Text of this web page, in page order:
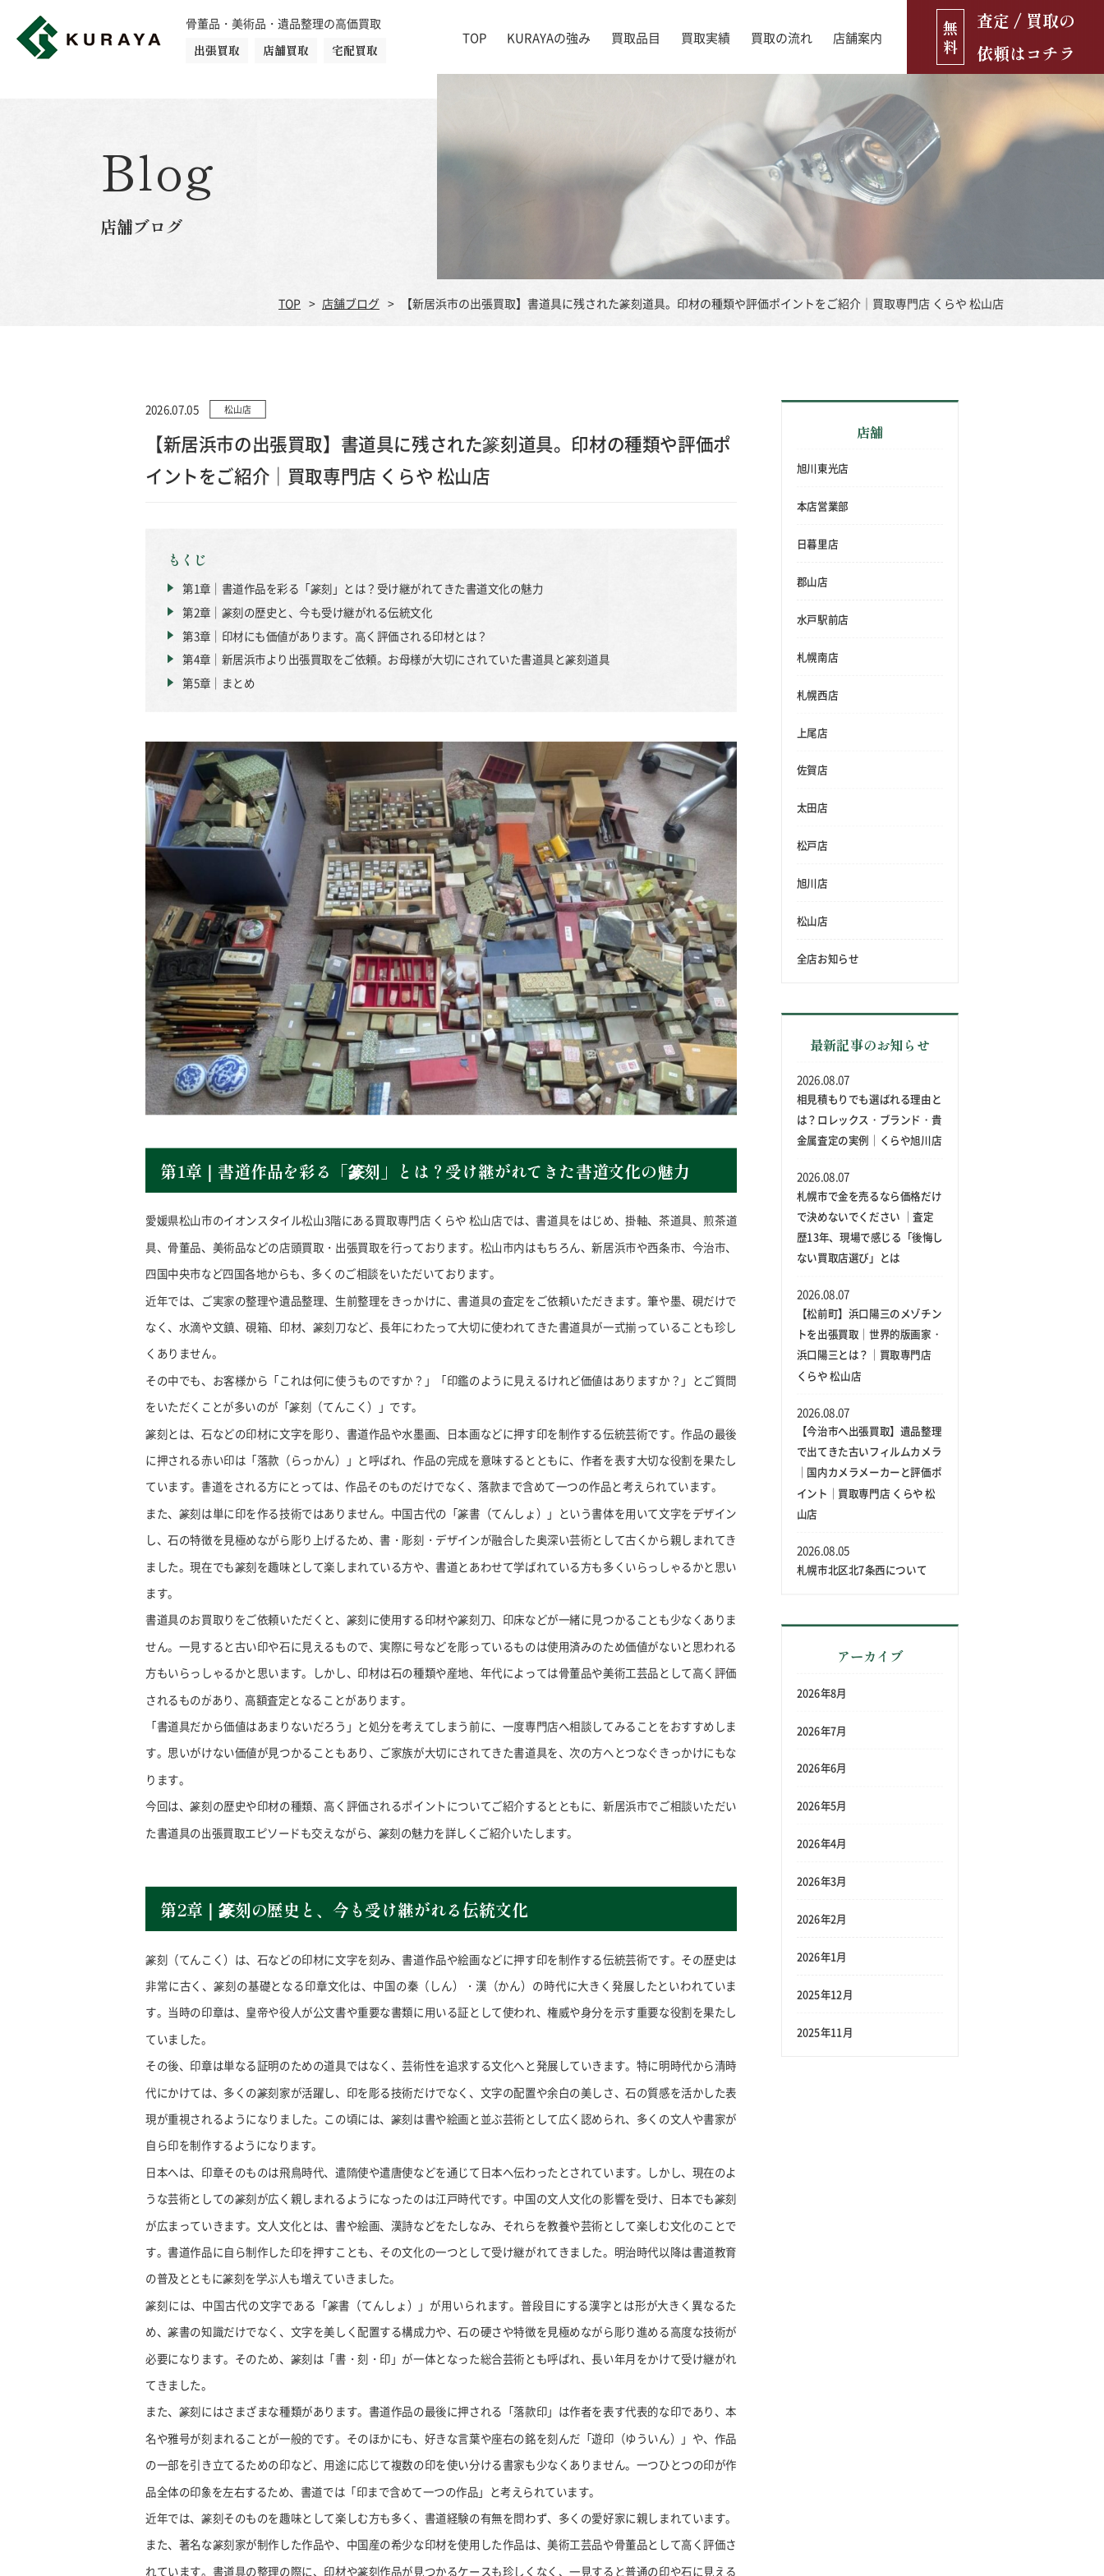
骨董品・美術品・遺品整理の高価買取
出張買取
店舗買取 宅配買取
TOP KURAYAの強み 買取品目
古銭・古紙幣
古いおもちゃ・人形 遺品買取
ダイヤモンド 時計 ブランド品 食器
楽器 ブランド家具
買取実績 買取の流れ 店舗案内
店舗ブログ お役立ち情報
無
料
査定 / 買取の
依頼はコチラ
Blog
店舗ブログ
TOP 店舗ブログ 【新居浜市の出張買取】書道具に残された篆刻道具。印材の種類や評価ポイントをご紹介｜買取専門店 くらや 松山店
2026.07.05 松山店
【新居浜市の出張買取】書道具に残された篆刻道具。印材の種類や評価ポ
イントをご紹介｜買取専門店 くらや 松山店
もくじ
第1章｜書道作品を彩る「篆刻」とは？受け継がれてきた書道文化の魅力
第2章｜篆刻の歴史と、今も受け継がれる伝統文化
第3章｜印材にも価値があります。高く評価される印材とは？
第4章｜新居浜市より出張買取をご依頼。お母様が大切にされていた書道具と篆刻道具
第5章｜まとめ
第1章｜書道作品を彩る「篆刻」とは？受け継がれてきた書道文化の魅力
愛媛県松山市のイオンスタイル松山3階にある買取専門店 くらや 松山店では、書道具をはじめ、掛軸、茶道具、煎茶道
具、骨董品、美術品などの店頭買取・出張買取を行っております。松山市内はもちろん、新居浜市や西条市、今治市、
四国中央市など四国各地からも、多くのご相談をいただいております。
近年では、ご実家の整理や遺品整理、生前整理をきっかけに、書道具の査定をご依頼いただきます。筆や墨、硯だけで
なく、水滴や文鎮、硯箱、印材、篆刻刀など、長年にわたって大切に使われてきた書道具が一式揃っていることも珍し
くありません。
その中でも、お客様から「これは何に使うものですか？」「印鑑のように見えるけれど価値はありますか？」とご質問
をいただくことが多いのが「篆刻（てんこく）」です。
篆刻とは、石などの印材に文字を彫り、書道作品や水墨画、日本画などに押す印を制作する伝統芸術です。作品の最後
に押される赤い印は「落款（らっかん）」と呼ばれ、作品の完成を意味するとともに、作者を表す大切な役割を果たし
ています。書道をされる方にとっては、作品そのものだけでなく、落款まで含めて一つの作品と考えられています。
また、篆刻は単に印を作る技術ではありません。中国古代の「篆書（てんしょ）」という書体を用いて文字をデザイン
し、石の特徴を見極めながら彫り上げるため、書・彫刻・デザインが融合した奥深い芸術として古くから親しまれてき
ました。現在でも篆刻を趣味として楽しまれている方や、書道とあわせて学ばれている方も多くいらっしゃるかと思い
ます。
書道具のお買取りをご依頼いただくと、篆刻に使用する印材や篆刻刀、印床などが一緒に見つかることも少なくありま
せん。一見すると古い印や石に見えるもので、実際に号などを彫っているものは使用済みのため価値がないと思われる
方もいらっしゃるかと思います。しかし、印材は石の種類や産地、年代によっては骨董品や美術工芸品として高く評価
されるものがあり、高額査定となることがあります。
「書道具だから価値はあまりないだろう」と処分を考えてしまう前に、一度専門店へ相談してみることをおすすめしま
す。思いがけない価値が見つかることもあり、ご家族が大切にされてきた書道具を、次の方へとつなぐきっかけにもな
ります。
今回は、篆刻の歴史や印材の種類、高く評価されるポイントについてご紹介するとともに、新居浜市でご相談いただい
た書道具の出張買取エピソードも交えながら、篆刻の魅力を詳しくご紹介いたします。
第2章｜篆刻の歴史と、今も受け継がれる伝統文化
篆刻（てんこく）は、石などの印材に文字を刻み、書道作品や絵画などに押す印を制作する伝統芸術です。その歴史は
非常に古く、篆刻の基礎となる印章文化は、中国の秦（しん）・漢（かん）の時代に大きく発展したといわれていま
す。当時の印章は、皇帝や役人が公文書や重要な書類に用いる証として使われ、権威や身分を示す重要な役割を果たし
ていました。
その後、印章は単なる証明のための道具ではなく、芸術性を追求する文化へと発展していきます。特に明時代から清時
代にかけては、多くの篆刻家が活躍し、印を彫る技術だけでなく、文字の配置や余白の美しさ、石の質感を活かした表
現が重視されるようになりました。この頃には、篆刻は書や絵画と並ぶ芸術として広く認められ、多くの文人や書家が
自ら印を制作するようになります。
日本へは、印章そのものは飛鳥時代、遣隋使や遣唐使などを通じて日本へ伝わったとされています。しかし、現在のよ
うな芸術としての篆刻が広く親しまれるようになったのは江戸時代です。中国の文人文化の影響を受け、日本でも篆刻
が広まっていきます。文人文化とは、書や絵画、漢詩などをたしなみ、それらを教養や芸術として楽しむ文化のことで
す。書道作品に自ら制作した印を押すことも、その文化の一つとして受け継がれてきました。明治時代以降は書道教育
の普及とともに篆刻を学ぶ人も増えていきました。
篆刻には、中国古代の文字である「篆書（てんしょ）」が用いられます。普段目にする漢字とは形が大きく異なるた
め、篆書の知識だけでなく、文字を美しく配置する構成力や、石の硬さや特徴を見極めながら彫り進める高度な技術が
必要になります。そのため、篆刻は「書・刻・印」が一体となった総合芸術とも呼ばれ、長い年月をかけて受け継がれ
てきました。
また、篆刻にはさまざまな種類があります。書道作品の最後に押される「落款印」は作者を表す代表的な印であり、本
名や雅号が刻まれることが一般的です。そのほかにも、好きな言葉や座右の銘を刻んだ「遊印（ゆういん）」や、作品
の一部を引き立てるための印など、用途に応じて複数の印を使い分ける書家も少なくありません。一つひとつの印が作
品全体の印象を左右するため、書道では「印まで含めて一つの作品」と考えられています。
近年では、篆刻そのものを趣味として楽しむ方も多く、書道経験の有無を問わず、多くの愛好家に親しまれています。
また、著名な篆刻家が制作した作品や、中国産の希少な印材を使用した作品は、美術工芸品や骨董品として高く評価さ
れています。書道具の整理の際に、印材や篆刻作品が見つかるケースも珍しくなく、一見すると普通の印や石に見える
店舗
旭川東光店
本店営業部
日暮里店
郡山店
水戸駅前店
札幌南店
札幌西店
上尾店
佐賀店
太田店
松戸店
旭川店
松山店
全店お知らせ
最新記事のお知らせ
相見積もりでも選ばれる理由と
は？ロレックス・ブランド・貴
金属査定の実例｜くらや旭川店
2026.08.07
札幌市で金を売るなら価格だけ
で決めないでください ｜査定
歴13年、現場で感じる「後悔し
ない買取店選び」とは
2026.08.07
【松前町】浜口陽三のメゾチン
トを出張買取｜世界的版画家・
浜口陽三とは？｜買取専門店
くらや 松山店
2026.08.07
【今治市へ出張買取】遺品整理
で出てきた古いフィルムカメラ
｜国内カメラメーカーと評価ポ
イント｜買取専門店 くらや 松
山店
2026.08.07
札幌市北区北7条西について
2026.08.05
アーカイブ
2026年8月
2026年7月
2026年6月
2026年5月
2026年4月
2026年3月
2026年2月
2026年1月
2025年12月
2025年11月